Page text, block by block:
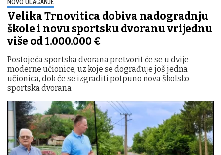
Velika Trnovitica dobiva nadogradnju
škole i novu sportsku dvoranu vrijednu
više od 1.000.000 €
Postojeća sportska dvorana pretvorit će se u dvije
moderne učionice, uz koje se dograđuje još jedna
učionica, dok će se izgraditi potpuno nova školsko-
sportska dvorana